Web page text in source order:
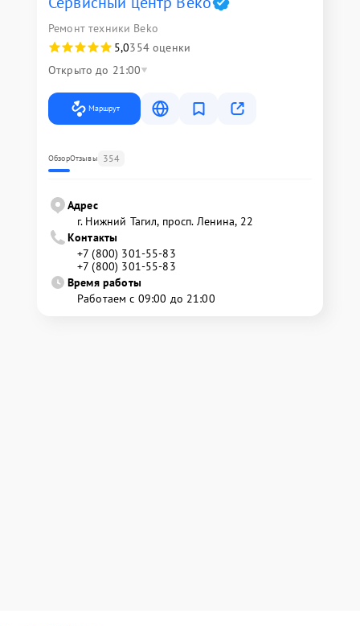
Ремонт техники Beko
5,0354 оценки
Открыто до 21:00
Маршрут
ОбзорОтзывы 354
Адрес
г. Нижний Тагил, просп. Ленина, 22
Контакты
+7 (800) 301-55-83
+7 (800) 301-55-83
Время работы
Работаем с 09:00 до 21:00